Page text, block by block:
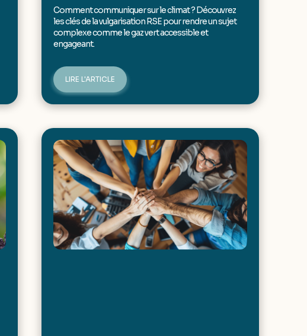
Comment communiquer sur le climat ? Découvrez
les clés de la vulgarisation RSE pour rendre un sujet
complexe comme le gaz vert accessible et
engageant.
LIRE L'ARTICLE